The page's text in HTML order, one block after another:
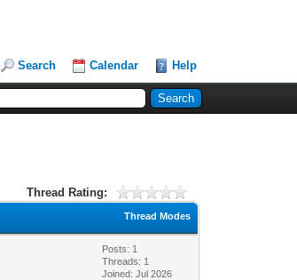
Search Calendar Help
Thread Rating:
Thread Modes
Posts: 1
Threads: 1
Joined: Jul 2026